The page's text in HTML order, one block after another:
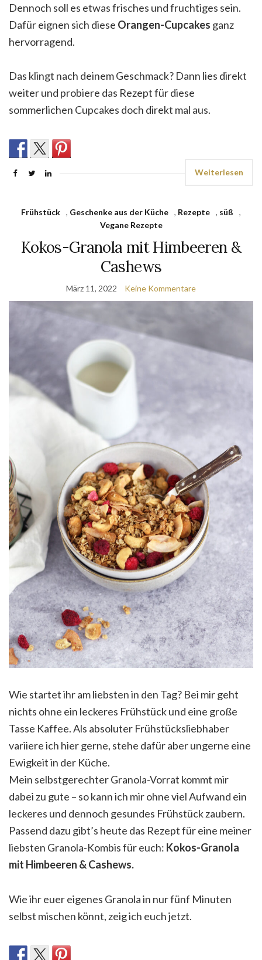
Dennoch soll es etwas frisches und fruchtiges sein.
Dafür eignen sich diese Orangen-Cupcakes ganz
hervorragend.
Das klingt nach deinem Geschmack? Dann lies direkt
weiter und probiere das Rezept für diese
sommerlichen Cupcakes doch direkt mal aus.
Weiterlesen
Frühstück , Geschenke aus der Küche , Rezepte , süß
,
Vegane Rezepte
Kokos-Granola mit Himbeeren &
Cashews
März 11, 2022 Keine Kommentare
Wie startet ihr am liebsten in den Tag? Bei mir geht
nichts ohne ein leckeres Frühstück und eine große
Tasse Kaffee. Als absoluter Frühstücksliebhaber
variiere ich hier gerne, stehe dafür aber ungerne eine
Ewigkeit in der Küche.
Mein selbstgerechter Granola-Vorrat kommt mir
dabei zu gute – so kann ich mir ohne viel Aufwand ein
leckeres und dennoch gesundes Frühstück zaubern.
Passend dazu gibt’s heute das Rezept für eine meiner
liebsten Granola-Kombis für euch: Kokos-Granola
mit Himbeeren & Cashews.
Wie ihr euer eigenes Granola in nur fünf Minuten
selbst mischen könnt, zeig ich euch jetzt.